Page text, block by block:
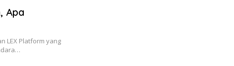
Apa
LEX Platform yang